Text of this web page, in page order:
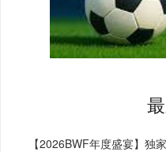
【2026BWF年度盛宴】独